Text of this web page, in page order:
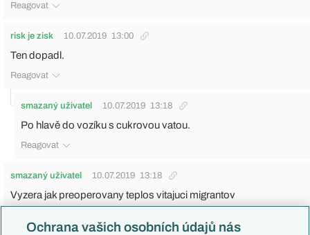
Reagovat
risk je zisk 10.07.2019 13:00
Ten dopadl.
Reagovat
smazaný uživatel 10.07.2019 13:18
Po hlavě do vozíku s cukrovou vatou.
Reagovat
smazaný uživatel 10.07.2019 13:18
Vyzera jak preoperovany teplos vitajuci migrantov
Ochrana vašich osobních údajů nás